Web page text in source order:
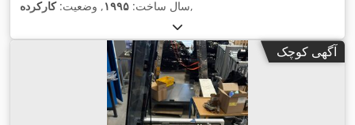
سال ساخت: ۱۹۹۵, وضعیت:کارکرده ,
آگهی کوچک